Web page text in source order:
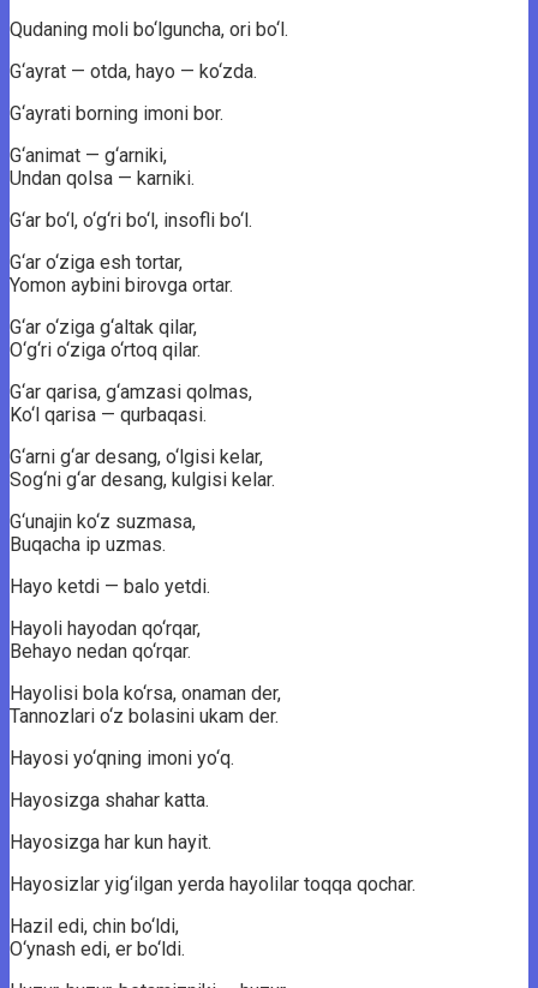
Qudaning moli bo‘lguncha, ori bo‘l.
G‘ayrat — otda, hayo — ko‘zda.
G‘ayrati borning imoni bor.
G‘animat — g‘arniki,
Undan qolsa — karniki.
G‘ar bo‘l, o‘g‘ri bo‘l, insofli bo‘l.
G‘ar o‘ziga esh tortar,
Yomon aybini birovga ortar.
G‘ar o‘ziga g‘altak qilar,
O‘g‘ri o‘ziga o‘rtoq qilar.
G‘ar qarisa, g‘amzasi qolmas,
Ko‘l qarisa — qurbaqasi.
G‘arni g‘ar desang, o‘lgisi kelar,
Sog‘ni g‘ar desang, kulgisi kelar.
G‘unajin ko‘z suzmasa,
Buqacha ip uzmas.
Hayo ketdi — balo yetdi.
Hayoli hayodan qo‘rqar,
Behayo nedan qo‘rqar.
Hayolisi bola ko‘rsa, onaman der,
Tannozlari o‘z bolasini ukam der.
Hayosi yo‘qning imoni yo‘q.
Hayosizga shahar katta.
Hayosizga har kun hayit.
Hayosizlar yig‘ilgan yerda hayolilar toqqa qochar.
Hazil edi, chin bo‘ldi,
O‘ynash edi, er bo‘ldi.